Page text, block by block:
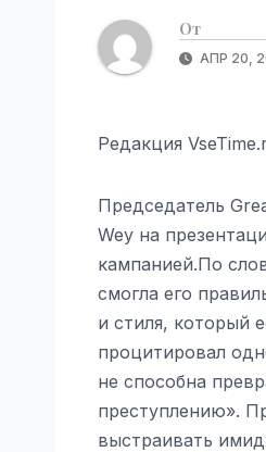
От
АПР 20,
Редакция
Председатель
Wey на
кампанией.По
смогла его
и стиля, который
процитировал
не способна
преступлению».
выстраивать